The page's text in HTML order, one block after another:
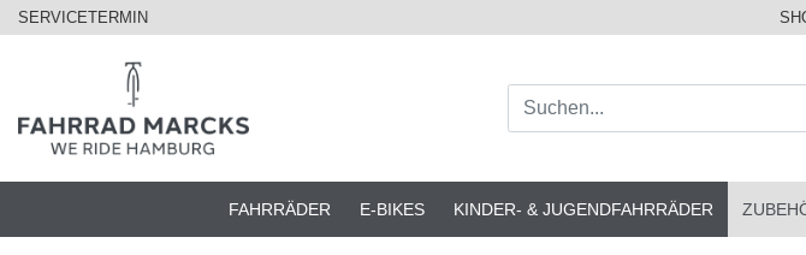
SERVICETERMIN
FAHRRÄDER E-BIKES KINDER- & JUGENDFAHRRÄDER